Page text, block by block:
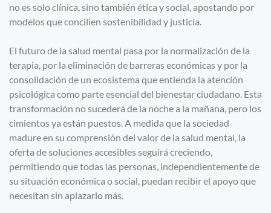
no es solo clínica, sino también ética y social, apostando por
modelos que concilien sostenibilidad y justicia.
El futuro de la salud mental pasa por la normalización de la
terapia, por la eliminación de barreras económicas y por la
consolidación de un ecosistema que entienda la atención
psicológica como parte esencial del bienestar ciudadano. Esta
transformación no sucederá de la noche a la mañana, pero los
cimientos ya están puestos. A medida que la sociedad
madure en su comprensión del valor de la salud mental, la
oferta de soluciones accesibles seguirá creciendo,
permitiendo que todas las personas, independientemente de
su situación económica o social, puedan recibir el apoyo que
necesitan sin aplazarlo más.